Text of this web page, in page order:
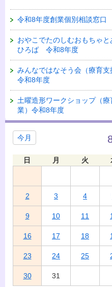
令和8年度創業個別相談窓口
おやこでたのしむおもちゃと
ひろば 令和8年度
みんなではなそう会（療育支
令和8年度
土曜造形ワークショップ（療
業）令和8年度
今月
日 月 火
2 3 4
9 10 11
16 17 18
23 24 25
30 31